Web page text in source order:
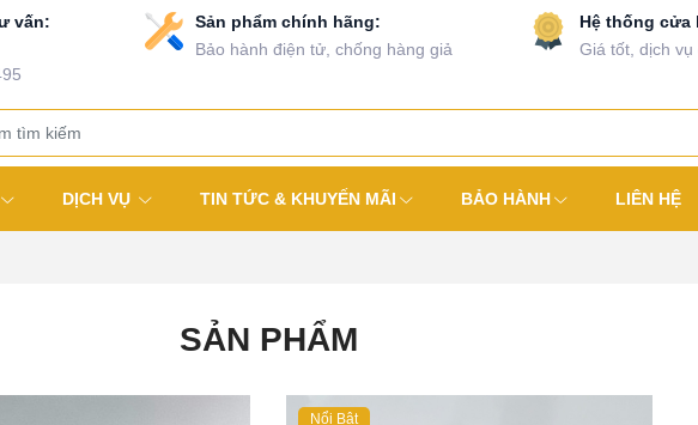
vấn:
Sản phẩm chính hãng:
Bảo hành điện tử, chống hàng giả
Hệ thống cửa
Giá tốt, dịch vụ
DỊCH VỤ TIN TỨC & KHUYẾN MÃI BẢO HÀNH LIÊN HỆ
SẢN PHẨM
Nổi Bật